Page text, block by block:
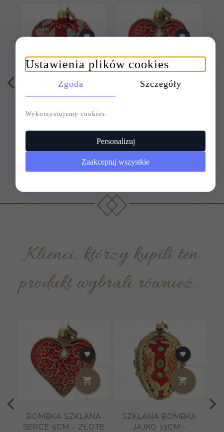
ZŁOTEM
36,00 PLN 38,00 PLN
Klienci, którzy kupili ten
produkt wybrali również...
BOMBKA SZKLANA
SERCE 5CM - ZŁOTE
SZKLANA BOMBKA
JAJKO 13CM -
Ustawienia plików cookies
Zgoda Szczegóły
Wykorzystujemy cookies.
Personalizuj
Zaakceptuj wszystkie